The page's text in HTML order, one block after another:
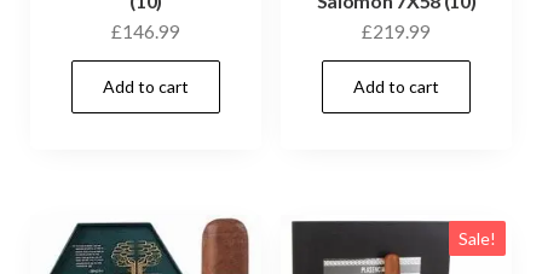
£146.99
Add to cart
£219.99
Add to cart
Sale!